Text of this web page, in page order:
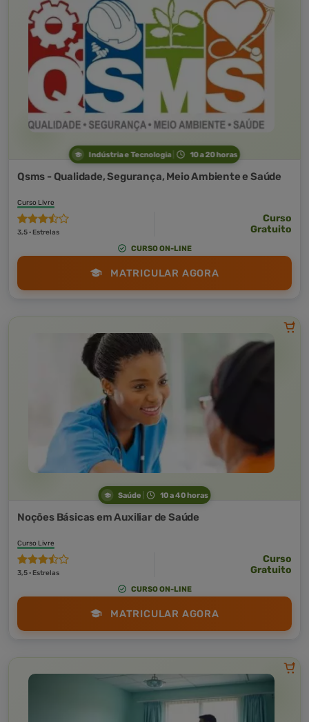
Indústria e Tecnologia 10 a 20 horas
Qsms - Qualidade, Segurança, Meio Ambiente e Saúde
Curso Livre
3,5 · Estrelas
Curso
Gratuito
CURSO ON-LINE
MATRICULAR AGORA
Saúde 10 a 40 horas
Noções Básicas em Auxiliar de Saúde
Curso Livre
3,5 · Estrelas
Curso
Gratuito
CURSO ON-LINE
MATRICULAR AGORA